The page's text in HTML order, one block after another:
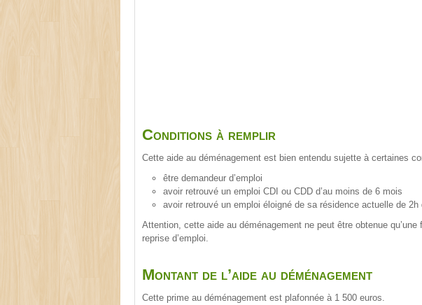
Conditions à remplir
Cette aide au déménagement est bien entendu sujette à certaines
être demandeur d’emploi
avoir retrouvé un emploi CDI ou CDD d’au moins de 6 mois
avoir retrouvé un emploi éloigné de sa résidence actuelle de 2h
Attention, cette aide au déménagement ne peut être obtenue
reprise d’emploi.
Montant de l’aide au déménagement
Cette prime au déménagement est plafonnée à 1 500 euros.